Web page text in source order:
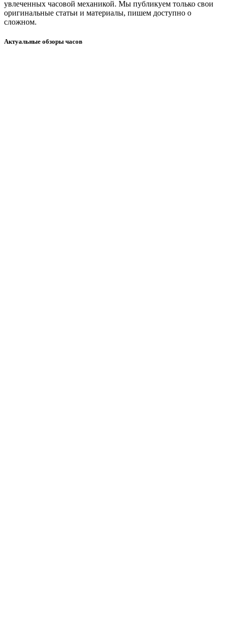
увлеченных часовой механикой. Мы публикуем только свои
оригинальные статьи и материалы, пишем доступно о
сложном.
Актуальные обзоры часов